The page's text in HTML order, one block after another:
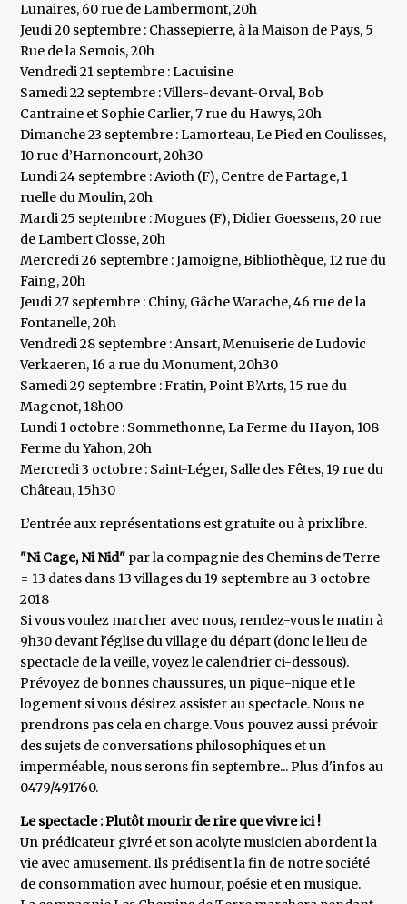
Lunaires, 60 rue de Lambermont, 20h
Jeudi 20 septembre : Chassepierre, à la Maison de Pays, 5
Rue de la Semois, 20h
Vendredi 21 septembre : Lacuisine
Samedi 22 septembre : Villers-devant-Orval, Bob
Cantraine et Sophie Carlier, 7 rue du Hawys, 20h
Dimanche 23 septembre : Lamorteau, Le Pied en Coulisses,
10 rue d’Harnoncourt, 20h30
Lundi 24 septembre : Avioth (F), Centre de Partage, 1
ruelle du Moulin, 20h
Mardi 25 septembre : Mogues (F), Didier Goessens, 20 rue
de Lambert Closse, 20h
Mercredi 26 septembre : Jamoigne, Bibliothèque, 12 rue du
Faing, 20h
Jeudi 27 septembre : Chiny, Gâche Warache, 46 rue de la
Fontanelle, 20h
Vendredi 28 septembre : Ansart, Menuiserie de Ludovic
Verkaeren, 16 a rue du Monument, 20h30
Samedi 29 septembre : Fratin, Point B’Arts, 15 rue du
Magenot, 18h00
Lundi 1 octobre : Sommethonne, La Ferme du Hayon, 108
Ferme du Yahon, 20h
Mercredi 3 octobre : Saint-Léger, Salle des Fêtes, 19 rue du
Château, 15h30
L’entrée aux représentations est gratuite ou à prix libre.
"Ni Cage, Ni Nid" par la compagnie des Chemins de Terre
= 13 dates dans 13 villages du 19 septembre au 3 octobre
2018
Si vous voulez marcher avec nous, rendez-vous le matin à
9h30 devant l'église du village du départ (donc le lieu de
spectacle de la veille, voyez le calendrier ci-dessous).
Prévoyez de bonnes chaussures, un pique-nique et le
logement si vous désirez assister au spectacle. Nous ne
prendrons pas cela en charge. Vous pouvez aussi prévoir
des sujets de conversations philosophiques et un
imperméable, nous serons fin septembre... Plus d'infos au
0479/491760.
Le spectacle : Plutôt mourir de rire que vivre ici !
Un prédicateur givré et son acolyte musicien abordent la
vie avec amusement. Ils prédisent la fin de notre société
de consommation avec humour, poésie et en musique.